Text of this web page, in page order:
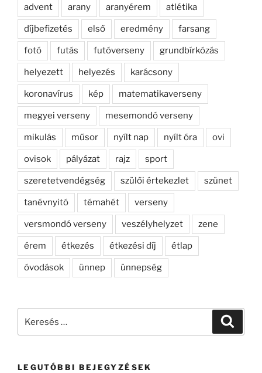
advent arany aranyérem atlétika
díjbefizetés első eredmény farsang
fotó futás futóverseny grundbírkózás
helyezett helyezés karácsony
koronavírus kép matematikaverseny
megyei verseny mesemondó verseny
mikulás műsor nyílt nap nyílt óra ovi
ovisok pályázat rajz sport
szeretetvendégség szülői értekezlet szünet
tanévnyitó témahét verseny
versmondó verseny veszélyhelyzet zene
érem étkezés étkezési díj étlap
óvodások ünnep ünnepség
LEGUTÓBBI BEJEGYZÉSEK